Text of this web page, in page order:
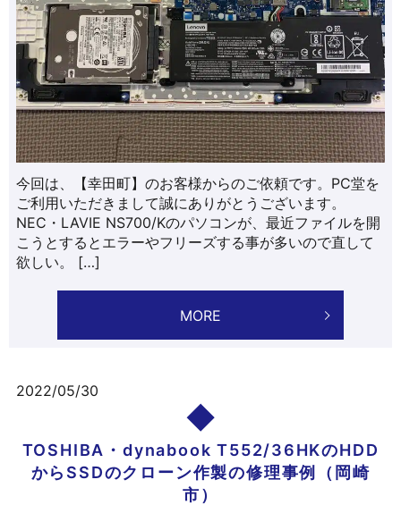
今回は、【幸田町】のお客様からのご依頼です。PC堂を
ご利用いただきまして誠にありがとうございます。
NEC・LAVIE NS700/Kのパソコンが、最近ファイルを開
こうとするとエラーやフリーズする事が多いので直して
欲しい。 […]
MORE
2022/05/30
TOSHIBA・dynabook T552/36HKのHDD
からSSDのクローン作製の修理事例（岡崎
市）